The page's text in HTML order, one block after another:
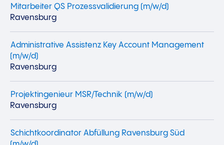
Mitarbeiter QS Prozessvalidierung (m/w/d)
Ravensburg
Administrative Assistenz Key Account Management
(m/w/d)
Ravensburg
Projektingenieur MSR/Technik (m/w/d)
Ravensburg
Schichtkoordinator Abfüllung Ravensburg Süd